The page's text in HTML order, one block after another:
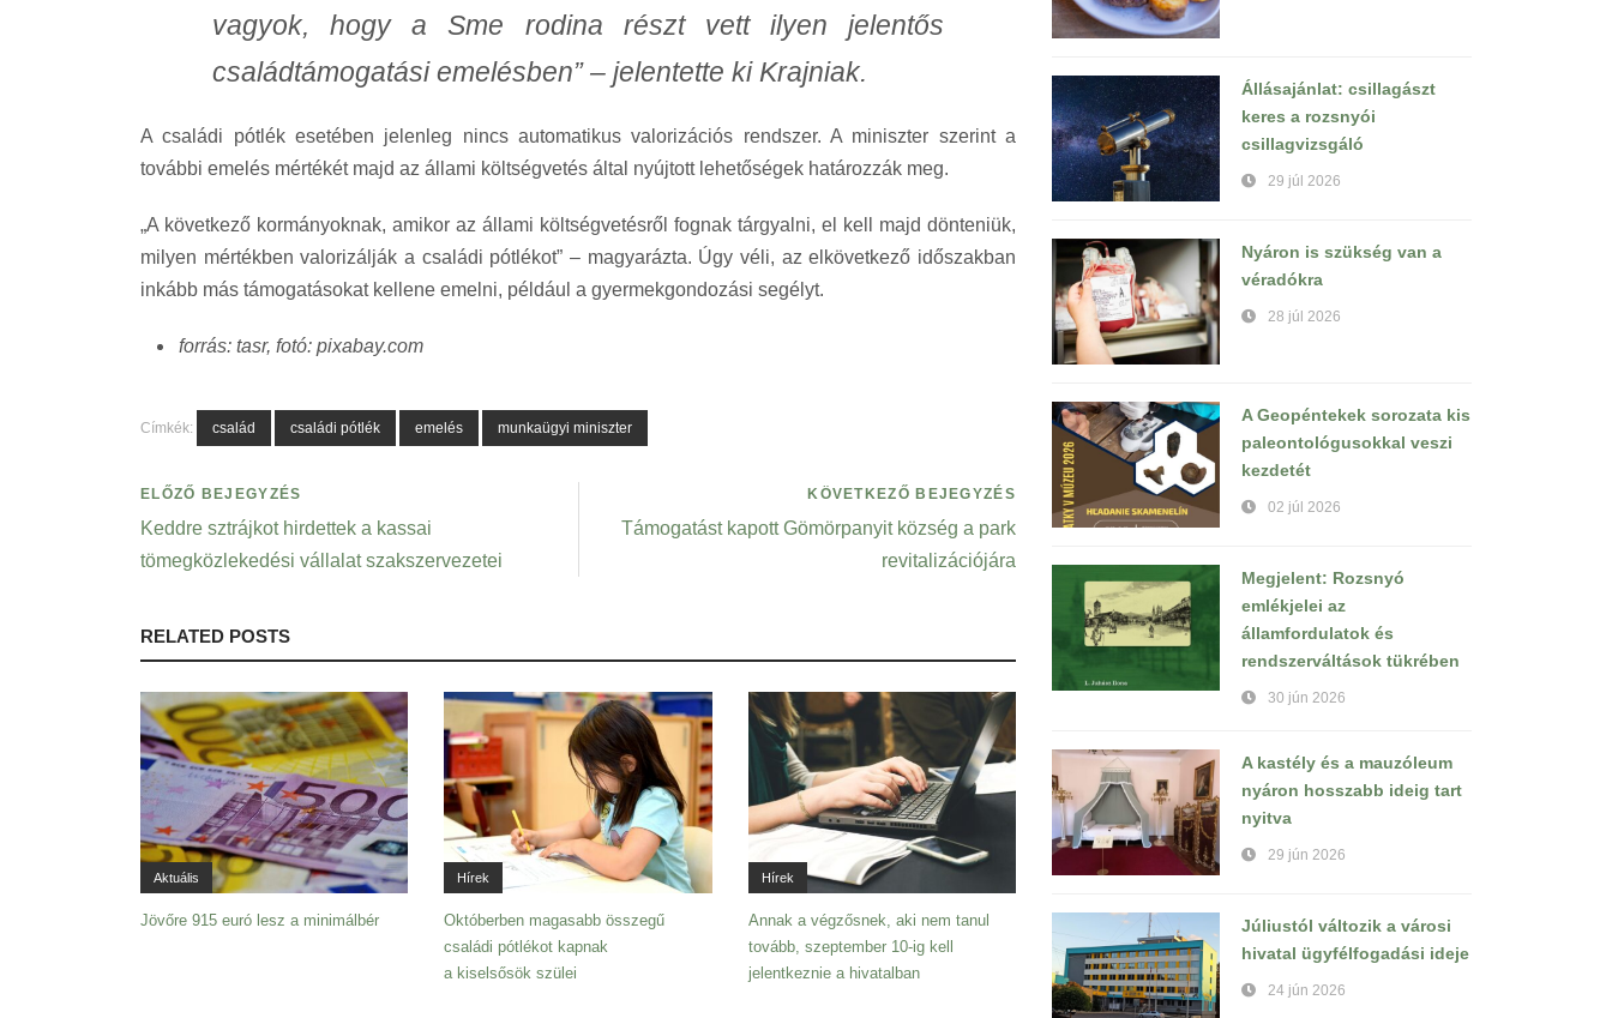
vagyok, hogy a Sme rodina részt vett ilyen jelentős
családtámogatási emelésben” – jelentette ki Krajniak.
A családi pótlék esetében jelenleg nincs automatikus valorizációs rendszer. A miniszter szerint a
további emelés mértékét majd az állami költségvetés által nyújtott lehetőségek határozzák meg.
„A következő kormányoknak, amikor az állami költségvetésről fognak tárgyalni, el kell majd dönteniük,
milyen mértékben valorizálják a családi pótlékot” – magyarázta. Úgy véli, az elkövetkező időszakban
inkább más támogatásokat kellene emelni, például a gyermekgondozási segélyt.
forrás: tasr, fotó: pixabay.com
Címkék: család családi pótlék emelés munkaügyi miniszter
ELŐZŐ BEJEGYZÉS
Keddre sztrájkot hirdettek a kassai
tömegközlekedési vállalat szakszervezetei
KÖVETKEZŐ BEJEGYZÉS
Támogatást kapott Gömörpanyit község a park
revitalizációjára
RELATED POSTS
Aktuális
Jövőre 915 euró lesz a minimálbér
Hírek
Októberben magasabb összegű
családi pótlékot kapnak
a kiselsősök szülei
Hírek
Annak a végzősnek, aki nem tanul
tovább, szeptember 10-ig kell
jelentkeznie a hivatalban
Állásajánlat: csillagászt
keres a rozsnyói
csillagvizsgáló
29 júl 2026
Nyáron is szükség van a
véradókra
28 júl 2026
A Geopéntekek sorozata kis
paleontológusokkal veszi
kezdetét
02 júl 2026
Megjelent: Rozsnyó
emlékjelei az
államfordulatok és
rendszerváltások tükrében
30 jún 2026
A kastély és a mauzóleum
nyáron hosszabb ideig tart
nyitva
29 jún 2026
Júliustól változik a városi
hivatal ügyfélfogadási ideje
24 jún 2026